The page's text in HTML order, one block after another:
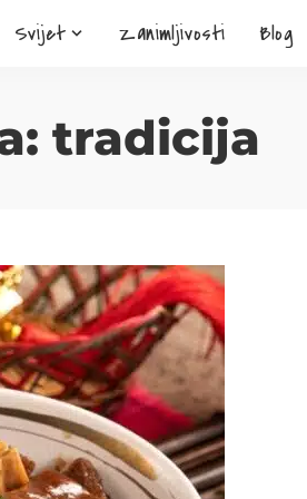
Svijet Zanimljivosti Blog
tradicija